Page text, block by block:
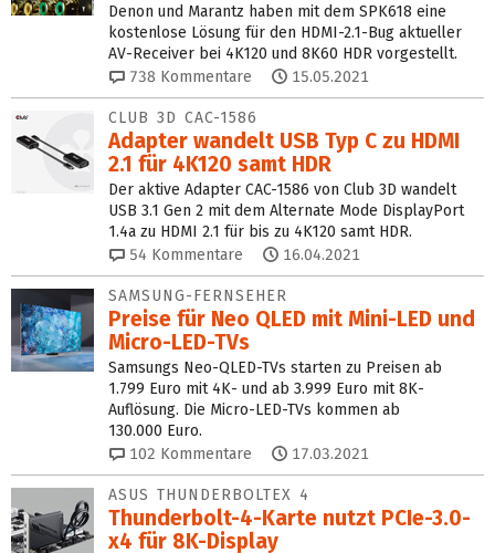
Denon und Marantz haben mit dem SPK618 eine
kostenlose Lösung für den HDMI-2.1-Bug aktueller
AV-Receiver bei 4K120 und 8K60 HDR vorgestellt.
738 Kommentare 15.05.2021
CLUB 3D CAC-1586
Adapter wandelt USB Typ C zu HDMI
2.1 für 4K120 samt HDR
Der aktive Adapter CAC-1586 von Club 3D wandelt
USB 3.1 Gen 2 mit dem Alternate Mode DisplayPort
1.4a zu HDMI 2.1 für bis zu 4K120 samt HDR.
54 Kommentare 16.04.2021
SAMSUNG-FERNSEHER
Preise für Neo QLED mit Mini-LED und
Micro-LED-TVs
Samsungs Neo-QLED-TVs starten zu Preisen ab
1.799 Euro mit 4K- und ab 3.999 Euro mit 8K-
Auflösung. Die Micro-LED-TVs kommen ab
130.000 Euro.
102 Kommentare 17.03.2021
ASUS THUNDERBOLTEX 4
Thunderbolt-4-Karte nutzt PCIe-3.0-
x4 für 8K-Display